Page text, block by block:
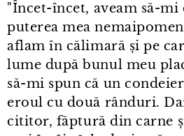
"Încet-încet, aveam să-mi
puterea mea
aflam în călimară și pe
lume după bunul meu
să-mi spun că un
eroul cu două rânduri.
cititor, făptură din carne